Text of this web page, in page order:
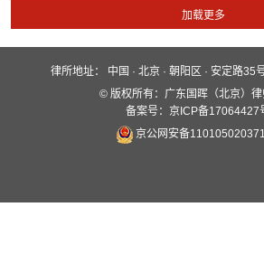
小编带大家了解
律所地址： 中国 · 北京 · 朝阳区 · 安定路35
业务领域 国晖
新闻动态 案例
© 版权所有：广东国晖（北京）
备案号：京ICP备17064427
京公网安备